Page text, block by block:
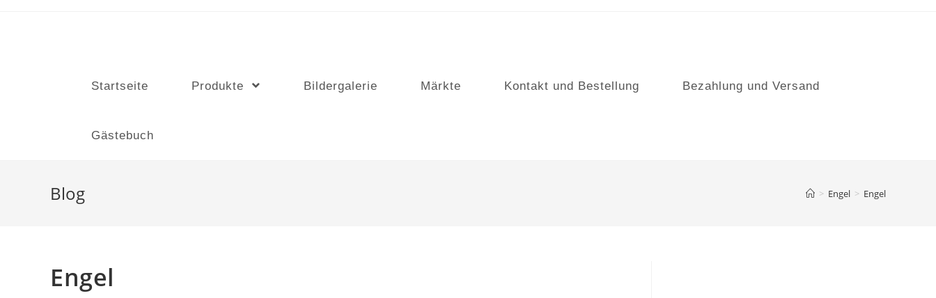
Startseite Produkte Bildergalerie Märkte Kontakt und Bestellung Bezahlung und Versand
Gästebuch
Blog > Engel > Engel
Engel